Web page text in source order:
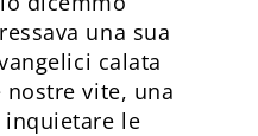
una sua
calata
vite, una
inquietare le